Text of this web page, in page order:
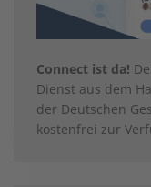
Connect ist da!
Dienst aus dem
der Deutschen
kostenfrei zur